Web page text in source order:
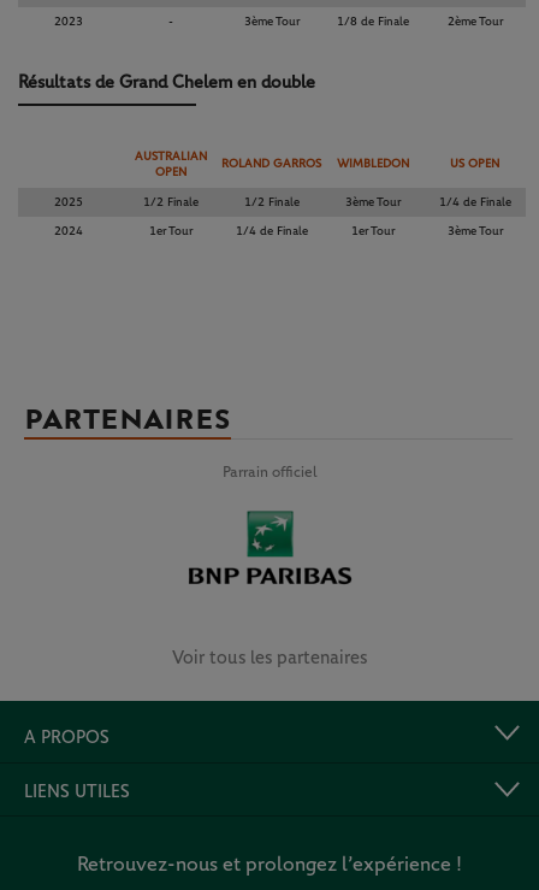
2023 - 3ème Tour 1/8 de Finale 2ème Tour
Résultats de Grand Chelem en double
AUSTRALIAN
OPEN
ROLAND GARROS WIMBLEDON US OPEN
2025 1/2 Finale 1/2 Finale 3ème Tour 1/4 de Finale
2024 1er Tour 1/4 de Finale 1er Tour 3ème Tour
PARTENAIRES
Parrain officiel
Voir tous les partenaires
A PROPOS
LIENS UTILES
Retrouvez-nous et prolongez l’expérience !